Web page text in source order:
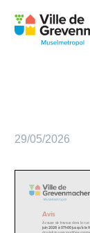
29/05/2026